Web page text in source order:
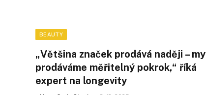
BEAUTY
„Většina značek prodává naději – my
prodáváme měřitelný pokrok,“ říká
expert na longevity